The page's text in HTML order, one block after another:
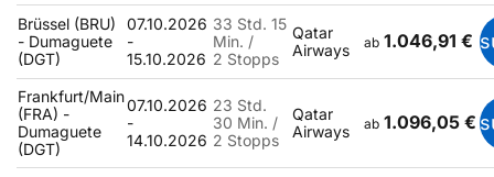
Brüssel (BRU)
- Dumaguete
(DGT)
07.10.2026
-
15.10.2026
33 Std. 15
Min. /
2 Stopps
Qatar
Airways
ab 1.046,91 €
Frankfurt/Main
(FRA) -
Dumaguete
(DGT)
07.10.2026
-
14.10.2026
23 Std.
30 Min. /
2 Stopps
Qatar
Airways
ab 1.096,05 €